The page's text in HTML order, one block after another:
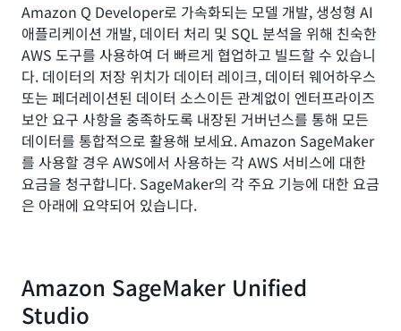
Amazon Q Developer로 가속화되는 모델 개발, 생성형 AI
애플리케이션 개발, 데이터 처리 및 SQL 분석을 위해 친숙한
AWS 도구를 사용하여 더 빠르게 협업하고 빌드할 수 있습니
다. 데이터의 저장 위치가 데이터 레이크, 데이터 웨어하우스
또는 페더레이션된 데이터 소스이든 관계없이 엔터프라이즈
보안 요구 사항을 충족하도록 내장된 거버넌스를 통해 모든
데이터를 통합적으로 활용해 보세요. Amazon SageMaker
를 사용할 경우 AWS에서 사용하는 각 AWS 서비스에 대한
요금을 청구합니다. SageMaker의 각 주요 기능에 대한 요금
은 아래에 요약되어 있습니다.
Amazon SageMaker Unified
Studio